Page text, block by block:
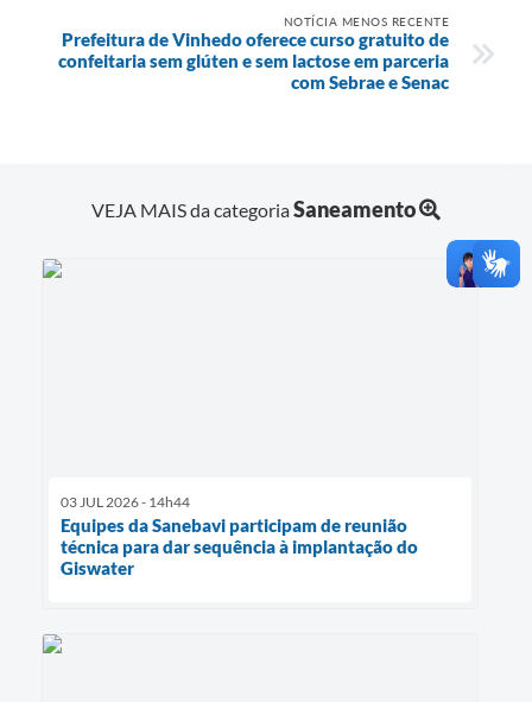
NOTÍCIA MENOS RECENTE
Prefeitura de Vinhedo oferece curso gratuito de
confeitaria sem glúten e sem lactose em parceria
com Sebrae e Senac
VEJA MAIS da categoriaSaneamento
03 JUL 2026 - 14h44
Equipes da Sanebavi participam de reunião
técnica para dar sequência à implantação do
Giswater